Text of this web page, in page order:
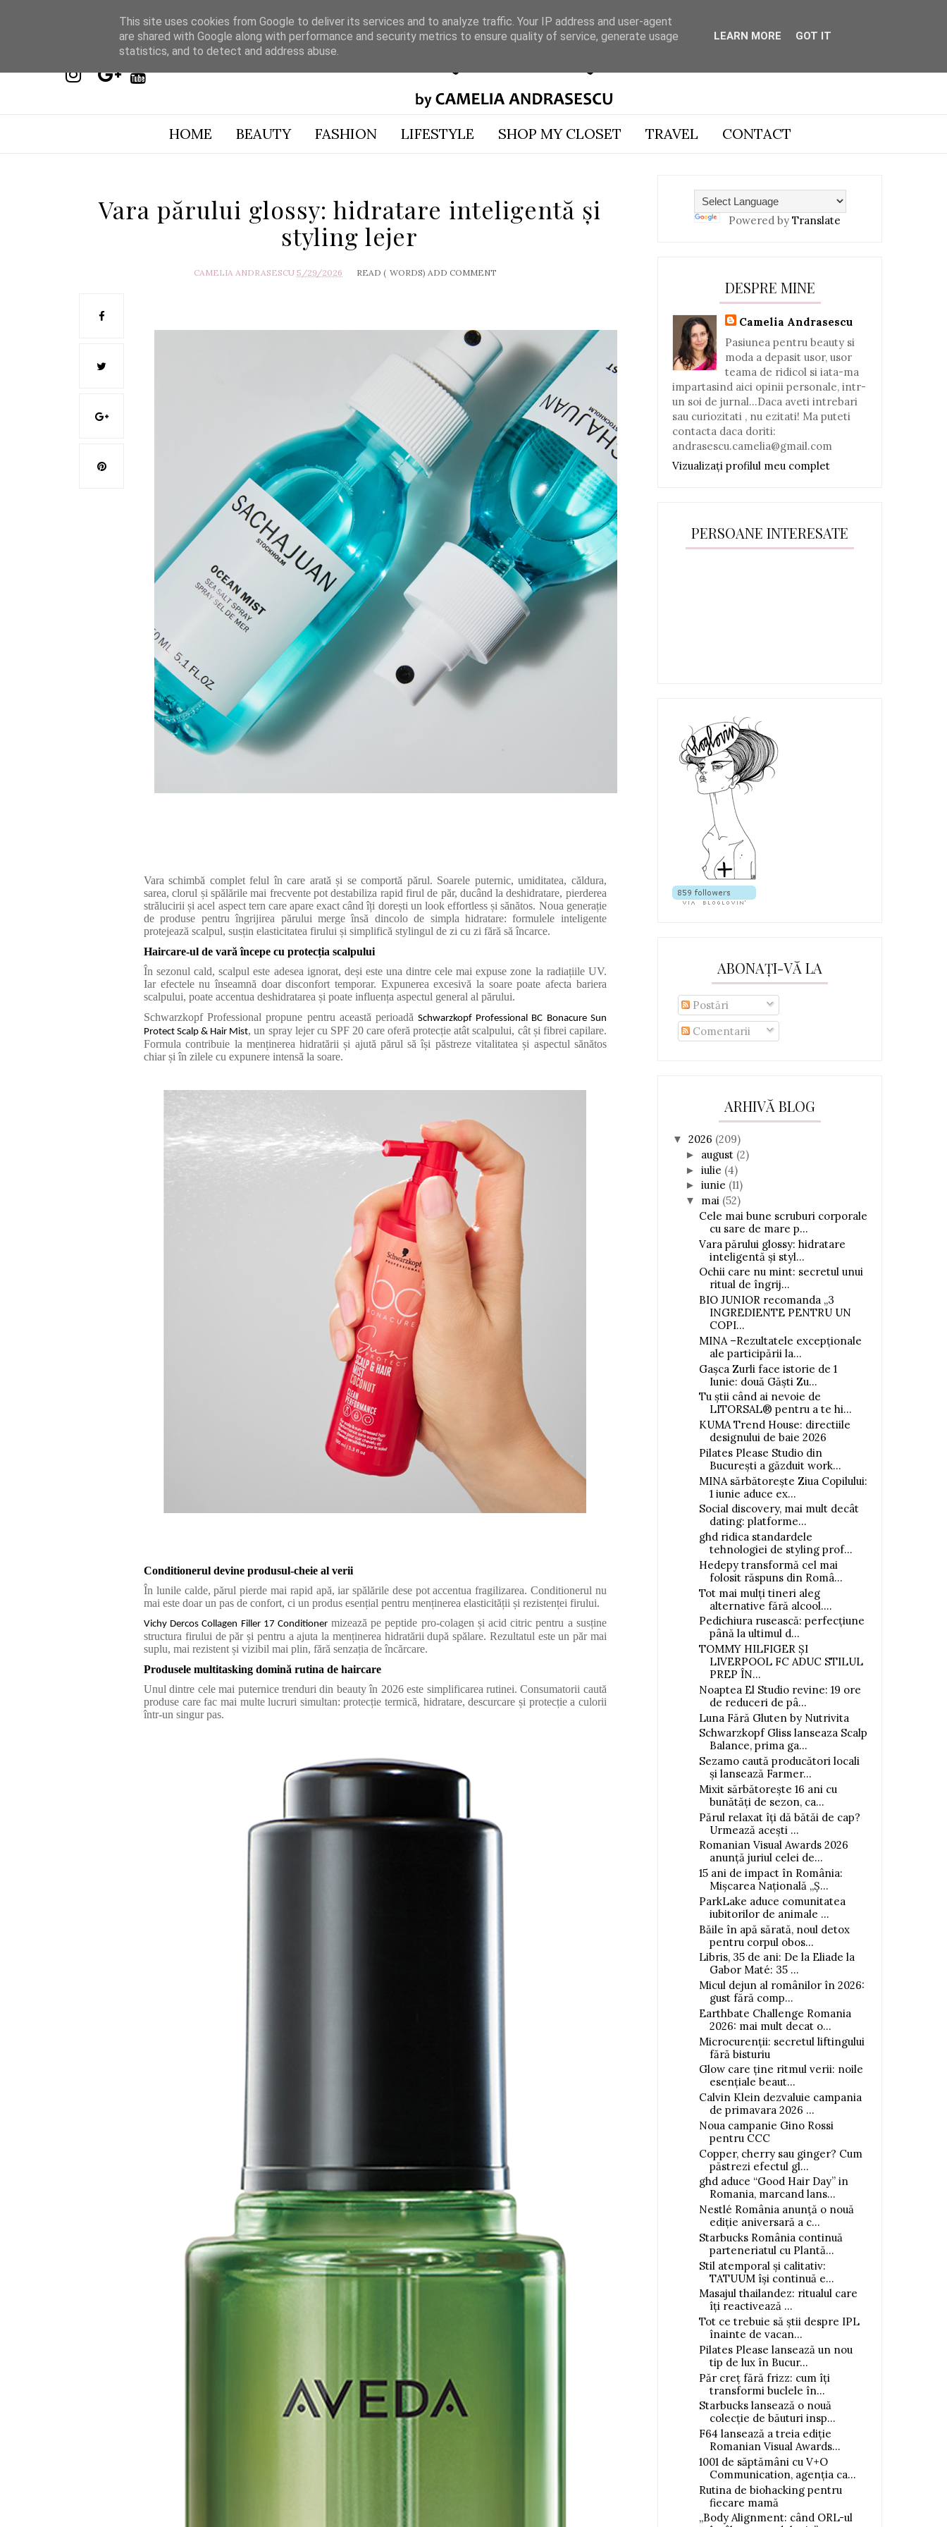
HOME BEAUTY FASHION LIFESTYLE SHOP MY CLOSET TRAVEL CONTACT
Vara părului glossy: hidratare inteligentă și
styling lejer
CAMELIA ANDRASESCU 5/29/2026 READ ( WORDS) ADD COMMENT
Vara schimbă complet felul în care arată și se comportă părul. Soarele puternic, umiditatea, căldura,
sarea, clorul și spălările mai frecvente pot destabiliza rapid firul de păr, ducând la deshidratare, pierderea
strălucirii și acel aspect tern care apare exact când îți dorești un look effortless și sănătos. Noua generație
de produse pentru îngrijirea părului merge însă dincolo de simpla hidratare: formulele inteligente
protejează scalpul, susțin elasticitatea firului și simplifică stylingul de zi cu zi fără să încarce.
Haircare-ul de vară începe cu protecția scalpului
În sezonul cald, scalpul este adesea ignorat, deși este una dintre cele mai expuse zone la radiațiile UV.
Iar efectele nu înseamnă doar disconfort temporar. Expunerea excesivă la soare poate afecta bariera
scalpului, poate accentua deshidratarea și poate influența aspectul general al părului.
Schwarzkopf Professional propune pentru această perioadăSchwarzkopf Professional BC Bonacure Sun
Protect Scalp & Hair Mist, un spray lejer cu SPF 20 care oferă protecție atât scalpului, cât și fibrei capilare.
Formula contribuie la menținerea hidratării și ajută părul să își păstreze vitalitatea și aspectul sănătos
chiar și în zilele cu expunere intensă la soare.
Conditionerul devine produsul-cheie al verii
În lunile calde, părul pierde mai rapid apă, iar spălările dese pot accentua fragilizarea. Conditionerul nu
mai este doar un pas de confort, ci un produs esențial pentru menținerea elasticității și rezistenței firului.
Vichy Dercos Collagen Filler 17 Conditioner mizează pe peptide pro-colagen și acid citric pentru a susține
structura firului de păr și pentru a ajuta la menținerea hidratării după spălare. Rezultatul este un păr mai
suplu, mai rezistent și vizibil mai plin, fără senzația de încărcare.
Produsele multitasking domină rutina de haircare
Unul dintre cele mai puternice trenduri din beauty în 2026 este simplificarea rutinei. Consumatorii caută
produse care fac mai multe lucruri simultan: protecție termică, hidratare, descurcare și protecție a culorii
într-un singur pas.
Powered by Translate
DESPRE MINE
Camelia Andrasescu
Pasiunea pentru beauty si
moda a depasit usor, usor
teama de ridicol si iata-ma
impartasind aici opinii personale, intr-
un soi de jurnal...Daca aveti intrebari
sau curiozitati , nu ezitati! Ma puteti
contacta daca doriti:
andrasescu.camelia@gmail.com
Vizualizați profilul meu complet
PERSOANE INTERESATE
ABONAȚI-VĂ LA
Postări
Comentarii
ARHIVĂ BLOG
▼ 2026 (209)
► august (2)
► iulie (4)
► iunie (11)
▼ mai (52)
Cele mai bune scruburi corporale
cu sare de mare p...
Vara părului glossy: hidratare
inteligentă și styl...
Ochii care nu mint: secretul unui
ritual de îngrij...
BIO JUNIOR recomanda „3
INGREDIENTE PENTRU UN
COPI...
MINA –Rezultatele excepționale
ale participării la...
Gașca Zurli face istorie de 1
Iunie: două Găști Zu...
Tu știi când ai nevoie de
LITORSAL® pentru a te hi...
KUMA Trend House: directiile
designului de baie 2026
Pilates Please Studio din
București a găzduit work...
MINA sărbătorește Ziua Copilului:
1 iunie aduce ex...
Social discovery, mai mult decât
dating: platforme...
ghd ridica standardele
tehnologiei de styling prof...
Hedepy transformă cel mai
folosit răspuns din Româ...
Tot mai mulți tineri aleg
alternative fără alcool....
Pedichiura rusească: perfecțiune
până la ultimul d...
TOMMY HILFIGER ȘI
LIVERPOOL FC ADUC STILUL
PREP ÎN...
Noaptea El Studio revine: 19 ore
de reduceri de pâ...
Luna Fără Gluten by Nutrivita
Schwarzkopf Gliss lanseaza Scalp
Balance, prima ga...
Sezamo caută producători locali
și lansează Farmer...
Mixit sărbătorește 16 ani cu
bunătăți de sezon, ca...
Părul relaxat îți dă bătăi de cap?
Urmează acești ...
Romanian Visual Awards 2026
anunță juriul celei de...
15 ani de impact în România:
Mișcarea Națională „Ș...
ParkLake aduce comunitatea
iubitorilor de animale ...
Băile în apă sărată, noul detox
pentru corpul obos...
Libris, 35 de ani: De la Eliade la
Gabor Maté: 35 ...
Micul dejun al românilor în 2026:
gust fără comp...
Earthbate Challenge Romania
2026: mai mult decat o...
Microcurenții: secretul liftingului
fără bisturiu
Glow care ține ritmul verii: noile
esențiale beaut...
Calvin Klein dezvaluie campania
de primavara 2026 ...
Noua campanie Gino Rossi
pentru CCC
Copper, cherry sau ginger? Cum
păstrezi efectul gl...
ghd aduce “Good Hair Day” in
Romania, marcand lans...
Nestlé România anunță o nouă
ediție aniversară a c...
Starbucks România continuă
parteneriatul cu Plantă...
Stil atemporal și calitativ:
TATUUM își continuă e...
Masajul thailandez: ritualul care
îți reactivează ...
Tot ce trebuie să știi despre IPL
înainte de vacan...
Pilates Please lansează un nou
tip de lux în Bucur...
Păr creț fără frizz: cum îți
transformi buclele în...
Starbucks lansează o nouă
colecție de băuturi insp...
F64 lansează a treia ediție
Romanian Visual Awards...
1001 de săptămâni cu V+O
Communication, agenția ca...
Rutina de biohacking pentru
fiecare mamă
„Body Alignment: când ORL-ul
This site uses cookies from Google to deliver its services and to analyze traffic. Your IP address and user-agent
are shared with Google along with performance and security metrics to ensure quality of service, generate usage
statistics, and to detect and address abuse.
LEARN MORE GOT IT